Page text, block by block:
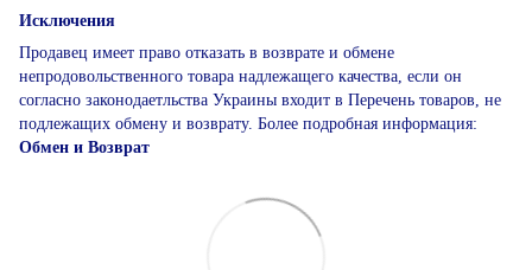
Исключения
Продавец имеет право отказать в возврате и обмене
непродовольственного товара надлежащего качества, если он
согласно законодаетльства Украины входит в Перечень товаров, не
подлежащих обмену и возврату. Более подробная информация:
Обмен и Возврат